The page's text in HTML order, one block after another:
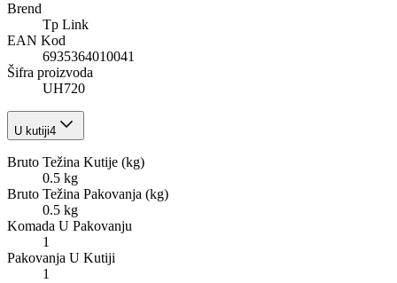
Brend
Tp Link
EAN Kod
6935364010041
Šifra proizvoda
UH720
U kutiji4
Bruto Težina Kutije (kg)
0.5 kg
Bruto Težina Pakovanja (kg)
0.5 kg
Komada U Pakovanju
1
Pakovanja U Kutiji
1